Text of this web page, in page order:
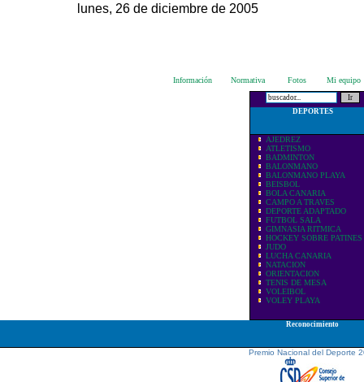
lunes, 26 de diciembre de 2005
Información Normativa Fotos Mi equipo
DEPORTES
AJEDREZ
ATLETISMO
BADMINTON
BALONMANO
BALONMANO PLAYA
BEISBOL
BOLA CANARIA
CAMPO A TRAVES
DEPORTE ADAPTADO
FUTBOL SALA
GIMNASIA RITMICA
HOCKEY SOBRE PATINES
JUDO
LUCHA CANARIA
NATACION
ORIENTACION
TENIS DE MESA
VOLEIBOL
VOLEY PLAYA
Reconocimiento
Premio Nacional del Deporte